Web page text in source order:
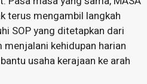
terus mengambil langkah
SOP yang ditetapkan dari
kehidupan harian
usaha kerajaan ke arah